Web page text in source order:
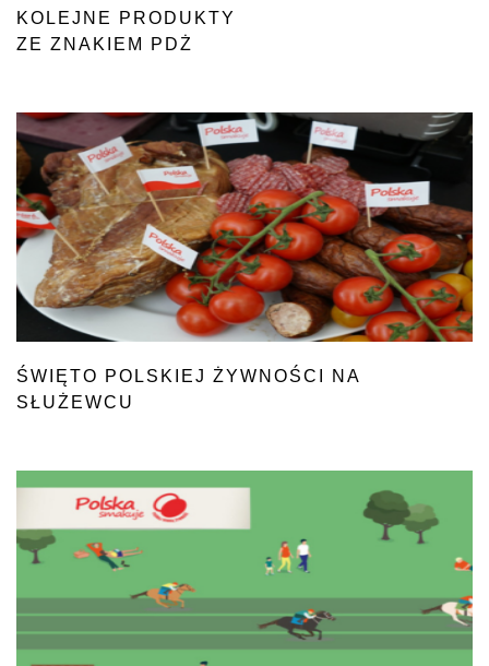
KOLEJNE PRODUKTY
ZE ZNAKIEM PDŻ
ŚWIĘTO POLSKIEJ ŻYWNOŚCI NA
SŁUŻEWCU